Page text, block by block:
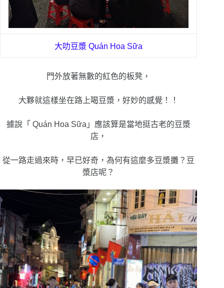
大叻豆漿Quán Hoa Sữa
門外放著無數的紅色的板凳，
大夥就這樣坐在路上喝豆漿，好妙的感覺！！
據說「 Quán Hoa Sữa」應該算是當地挺古老的豆漿
店，
從一路走過來時，早已好奇，為何有這麼多豆漿攤？豆
漿店呢？